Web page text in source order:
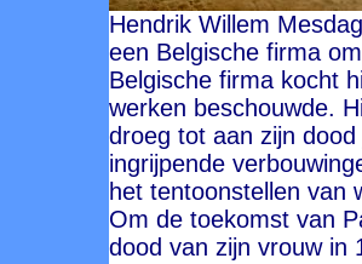
Hendrik Willem
een Belgische firma
Belgische firma kocht
werken beschouwde.
droeg tot aan zijn
ingrijpende
het tentoonstellen van
Om de toekomst van
dood van zijn vrouw in